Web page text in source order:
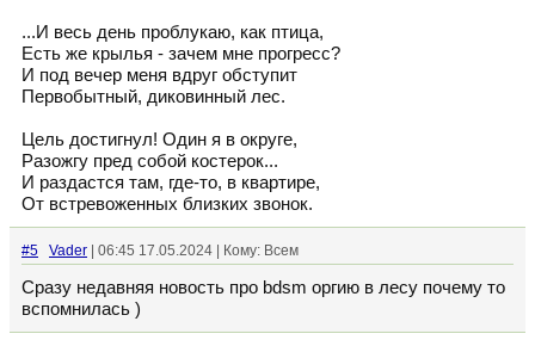
...И весь день проблукаю, как птица,
Есть же крылья - зачем мне прогресс?
И под вечер меня вдруг обступит
Первобытный, диковинный лес.
Цель достигнул! Один я в округе,
Разожгу пред собой костерок...
И раздастся там, где-то, в квартире,
От встревоженных близких звонок.
#5 Vader | 06:45 17.05.2024 | Кому: Всем
Сразу недавняя новость про bdsm оргию в лесу почему то
вспомнилась )